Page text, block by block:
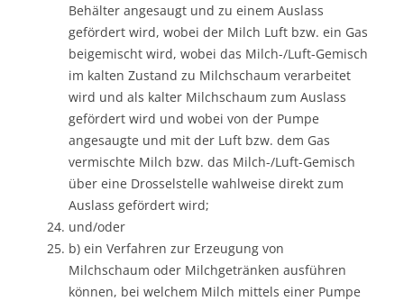
Behälter angesaugt und zu einem Auslass
gefördert wird, wobei der Milch Luft bzw. ein Gas
beigemischt wird, wobei das Milch-/Luft-Gemisch
im kalten Zustand zu Milchschaum verarbeitet
wird und als kalter Milchschaum zum Auslass
gefördert wird und wobei von der Pumpe
angesaugte und mit der Luft bzw. dem Gas
vermischte Milch bzw. das Milch-/Luft-Gemisch
über eine Drosselstelle wahlweise direkt zum
Auslass gefördert wird;
und/oder
b) ein Verfahren zur Erzeugung von
Milchschaum oder Milchgetränken ausführen
können, bei welchem Milch mittels einer Pumpe